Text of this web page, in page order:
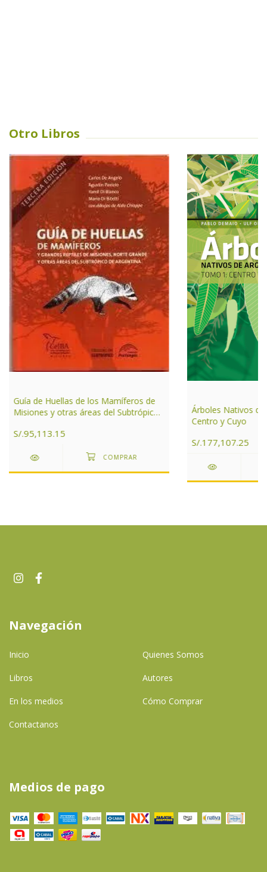
Otro Libros
Guía de Huellas de los Mamíferos de
Misiones y otras áreas del Subtrópico
S/.95,113.15
Árboles Nativos
Centro y Cuyo
S/.177,107.25
Navegación
Inicio Quienes Somos
Libros Autores
En los medios Cómo Comprar
Contactanos
Medios de pago